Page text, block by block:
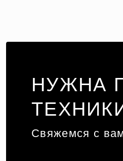
НУЖНА
Свяжемся с